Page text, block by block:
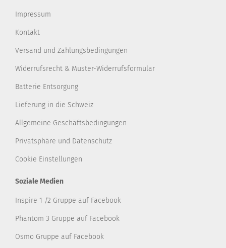
Impressum
Kontakt
Versand und Zahlungsbedingungen
Widerrufsrecht & Muster-Widerrufsformular
Batterie Entsorgung
Lieferung in die Schweiz
Allgemeine Geschäftsbedingungen
Privatsphäre und Datenschutz
Cookie Einstellungen
Soziale Medien
Inspire 1 /2 Gruppe auf Facebook
Phantom 3 Gruppe auf Facebook
Osmo Gruppe auf Facebook